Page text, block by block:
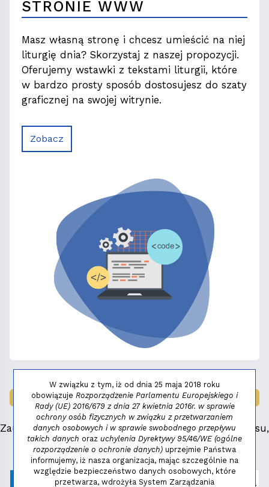
STRONIE WWW
Masz własną stronę i chcesz umieścić na niej
liturgię dnia? Skorzystaj z naszej propozycji.
Oferujemy wstawki z tekstami liturgii, które
w bardzo prosty sposób dostosujesz do szaty
graficznej na swojej witrynie.
Zobacz
LAUREAT NAGRODY:MAŁY FENIKS 2025
Zauważyłeś błąd, masz propozycje dotyczące serwisu,
napisz:niezbednik@niedziela.pl
W związku z tym, iż od dnia 25 maja 2018 roku
obowiązuje Rozporządzenie Parlamentu Europejskiego i
Rady (UE) 2016/679 z dnia 27 kwietnia 2016r. w sprawie
ochrony osób fizycznych w związku z przetwarzaniem
danych osobowych i w sprawie swobodnego przepływu
takich danych oraz uchylenia Dyrektywy 95/46/WE (ogólne
rozporządzenie o ochronie danych) uprzejmie Państwa
informujemy, iż nasza organizacja, mając szczególnie na
względzie bezpieczeństwo danych osobowych, które
przetwarza, wdrożyła System Zarządzania